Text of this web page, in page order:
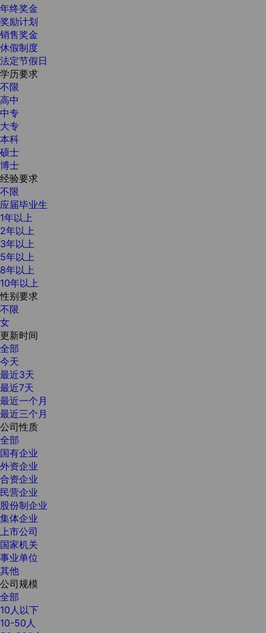
年终奖金
奖励计划
销售奖金
休假制度
法定节假日
学历要求
不限
高中
中专
大专
本科
硕士
博士
经验要求
不限
应届毕业生
1年以上
2年以上
3年以上
5年以上
8年以上
10年以上
性别要求
不限
女
更新时间
全部
今天
最近3天
最近7天
最近一个月
最近三个月
公司性质
全部
国有企业
外资企业
合资企业
民营企业
股份制企业
集体企业
上市公司
国家机关
事业单位
其他
公司规模
全部
10人以下
10-50人